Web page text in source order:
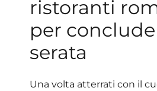
ristoranti
per
serata
Una volta atterrati con il